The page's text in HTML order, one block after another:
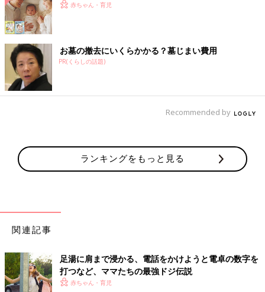
赤ちゃん・育児
お墓の撤去にいくらかかる？墓じまい費用
PR(くらしの話題)
Recommended by
ランキングをもっと見る
関連記事
足湯に肩まで浸かる、電話をかけようと電卓の数字を
打つなど、ママたちの最強ドジ伝説
赤ちゃん・育児